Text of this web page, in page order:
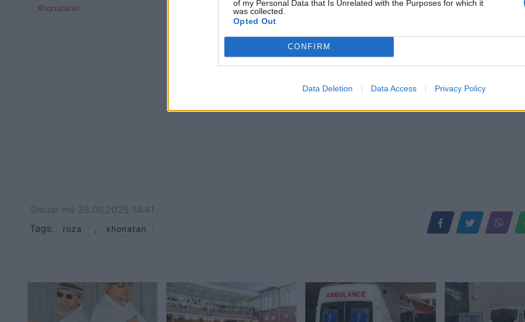
of my Personal Data that Is Unrelated with the Purposes for which it
was collected.
Opted Out
CONFIRM
Data Deletion Data Access Privacy Policy
Xhonatanin
Shtuar më 28.06.2025 14:41
Tags:
roza , xhonatan